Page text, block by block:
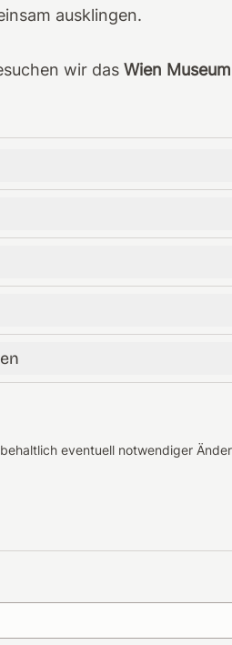
ausklingen.
wir dasWien Museum
eventuell notwendiger